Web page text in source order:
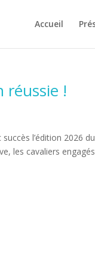
Accueil
réussie !
l’édition 2026
les cavaliers